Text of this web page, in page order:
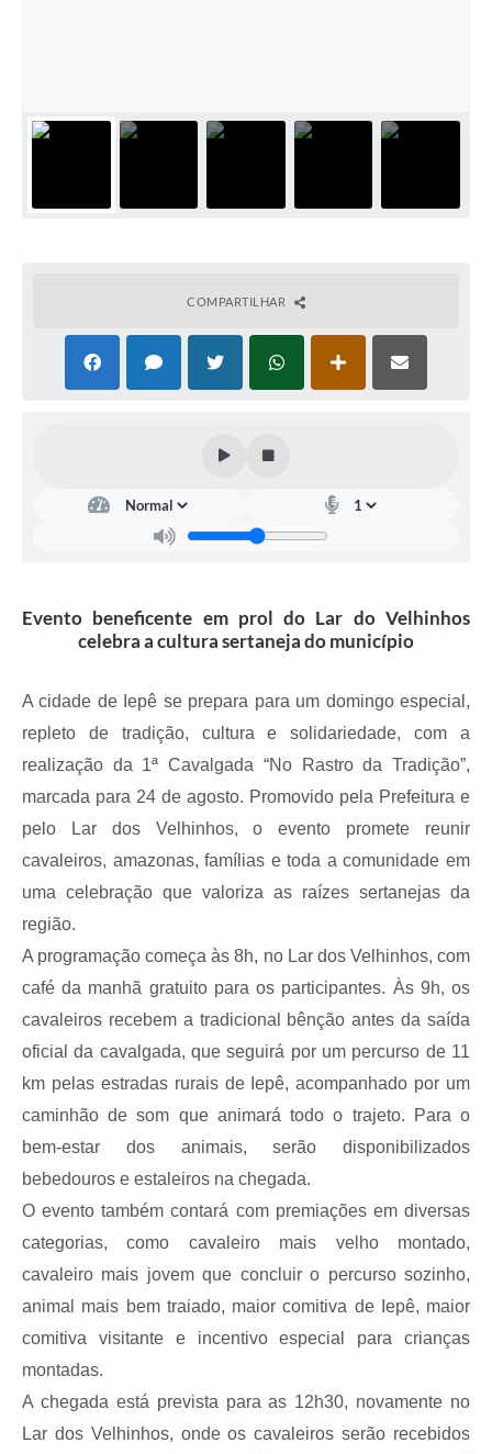
Legislação
Acessibilidade
Secretarias
A Prefeitura
Serviço de Informação ao Cidadão (SIC)
COMPARTILHAR
Evento beneficente em prol do Lar do Velhinhos
celebra a cultura sertaneja do município
A cidade de Iepê se prepara para um domingo especial,
repleto de tradição, cultura e solidariedade, com a
realização da 1ª Cavalgada “No Rastro da Tradição”,
marcada para 24 de agosto. Promovido pela Prefeitura e
pelo Lar dos Velhinhos, o evento promete reunir
cavaleiros, amazonas, famílias e toda a comunidade em
uma celebração que valoriza as raízes sertanejas da
região.
A programação começa às 8h, no Lar dos Velhinhos, com
café da manhã gratuito para os participantes. Às 9h, os
cavaleiros recebem a tradicional bênção antes da saída
oficial da cavalgada, que seguirá por um percurso de 11
km pelas estradas rurais de Iepê, acompanhado por um
caminhão de som que animará todo o trajeto. Para o
bem-estar dos animais, serão disponibilizados
bebedouros e estaleiros na chegada.
O evento também contará com premiações em diversas
categorias, como cavaleiro mais velho montado,
cavaleiro mais jovem que concluir o percurso sozinho,
animal mais bem traiado, maior comitiva de Iepê, maior
comitiva visitante e incentivo especial para crianças
montadas.
A chegada está prevista para as 12h30, novamente no
Lar dos Velhinhos, onde os cavaleiros serão recebidos